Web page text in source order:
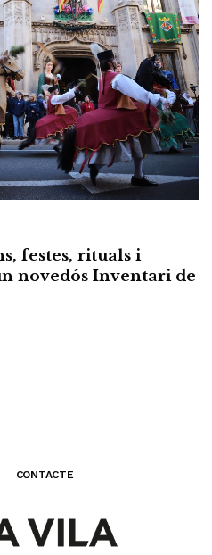
festes, rituals i
novedós Inventari de
CONTACTE